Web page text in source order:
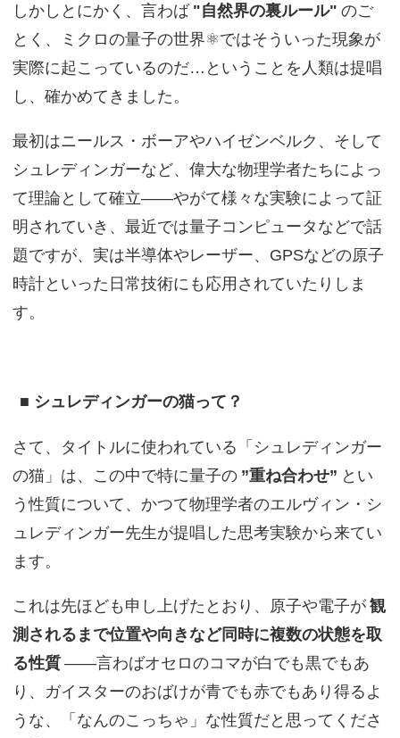
しかしとにかく、言わば "自然界の裏ルール" のご
とく、ミクロの量子の世界⚛️ではそういった現象が
実際に起こっているのだ…ということを人類は提唱
し、確かめてきました。
最初はニールス・ボーアやハイゼンベルク、そして
シュレディンガーなど、偉大な物理学者たちによっ
て理論として確立——やがて様々な実験によって証
明されていき、最近では量子コンピュータなどで話
題ですが、実は半導体やレーザー、GPSなどの原子
時計といった日常技術にも応用されていたりしま
す。
■ シュレディンガーの猫って？
さて、タイトルに使われている「シュレディンガー
の猫」は、この中で特に量子の ”重ね合わせ” とい
う性質について、かつて物理学者のエルヴィン・シ
ュレディンガー先生が提唱した思考実験から来てい
ます。
これは先ほども申し上げたとおり、原子や電子が 観
測されるまで位置や向きなど同時に複数の状態を取
る性質 ——言わばオセロのコマが白でも黒でもあ
り、ガイスターのおばけが青でも赤でもあり得るよ
うな、「なんのこっちゃ」な性質だと思ってくださ